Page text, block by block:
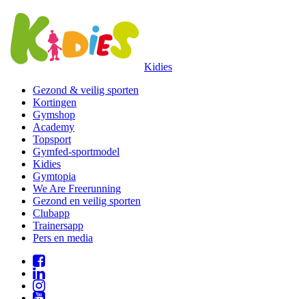
Kidies
Gezond & veilig sporten
Kortingen
Gymshop
Academy
Topsport
Gymfed-sportmodel
Kidies
Gymtopia
We Are Freerunning
Gezond en veilig sporten
Clubapp
Trainersapp
Pers en media